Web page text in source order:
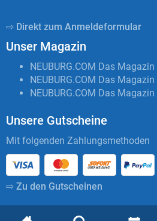
⇨ Direkt zum Anmeldeformular
Unser Magazin
NEUBURG.COM Das
NEUBURG.COM Das
NEUBURG.COM Das
Unsere Gutscheine
Mit folgenden Zahlungsmethoden
⇨ Zu den Gutscheinen